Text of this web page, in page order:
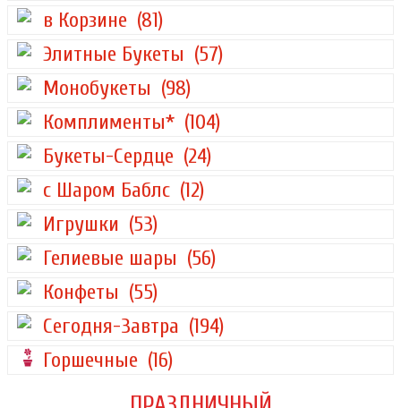
в Корзине (81)
Элитные Букеты (57)
Монобукеты (98)
Комплименты* (104)
Букеты-Сердце (24)
с Шаром Баблс (12)
Игрушки (53)
Гелиевые шары (56)
Конфеты (55)
Сегодня-Завтра (194)
Горшечные (16)